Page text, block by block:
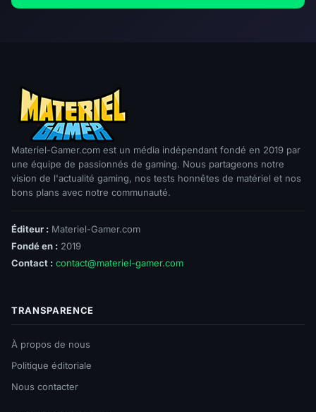
Materiel-Gamer.com est un média indépendant fondé en 2019 par
une équipe de passionnés de gaming. Nous partageons notre
vision de l'actualité gaming, nos tests honnêtes de matériel et nos
bons plans avec notre communauté.
Éditeur : Materiel-Gamer.com
Fondé en : 2019
Contact : contact@materiel-gamer.com
TRANSPARENCE
À propos de nous
Politique éditoriale
Nous contacter